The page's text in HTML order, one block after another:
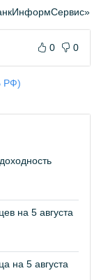
0 0
РФ)
на 5 августа
на 5 августа